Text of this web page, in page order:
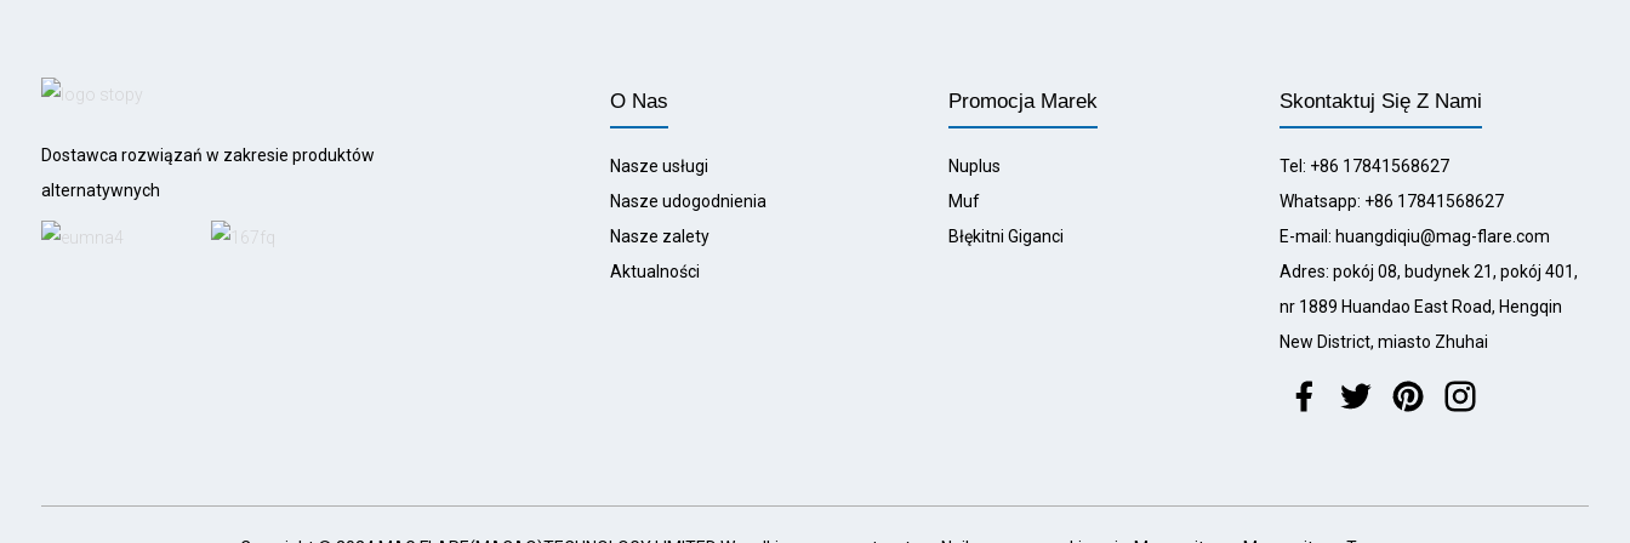
Dostawca rozwiązań w zakresie produktów
alternatywnych
O Nas
Nasze usługi
Nasze udogodnienia
Nasze zalety
Aktualności
Promocja Marek
Nuplus
Muf
Błękitni Giganci
Skontaktuj Się Z Nami
Tel: +86 17841568627
Whatsapp: +86 17841568627
E-mail: huangdiqiu@mag-flare.com
Adres: pokój 08, budynek 21, pokój 401,
nr 1889 Huandao East Road, Hengqin
New District, miasto Zhuhai